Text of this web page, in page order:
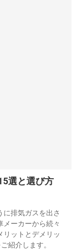
選と選び方
に排気ガスを出さ
メーカーから続々
リットとデメリッ
紹介します。